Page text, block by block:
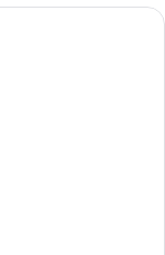
mit Bett,